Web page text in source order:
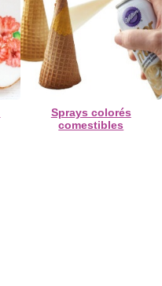
Sprays colorés
comestibles